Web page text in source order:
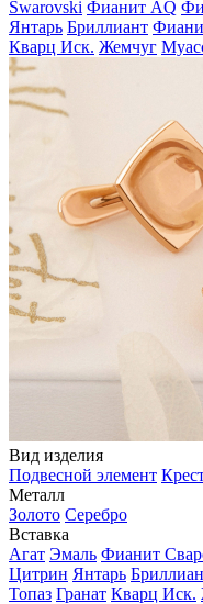
Swarovski Фианит AQ
Янтарь Бриллиант
Кварц Иск. Жемчуг
Вид изделия
Подвесной элемент
Металл
Золото Серебро
Вставка
Агат Эмаль Фианит
Цитрин Янтарь
Топаз Гранат Кварц Иск.